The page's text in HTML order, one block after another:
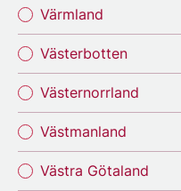
Värmland
Västerbotten
Västernorrland
Västmanland
Västra Götaland